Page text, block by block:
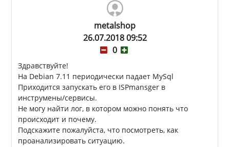
metalshop
26.07.2018 09:52
0
Здравствуйте!
На Debian 7.11 периодически падает MySql
Приходится запускать его в ISPmansger в
инструмены/сервисы.
Не могу найти лог, в котором можно понять что
происходит и почему.
Подскажите пожалуйста, что посмотреть, как
проанализировать ситуацию.